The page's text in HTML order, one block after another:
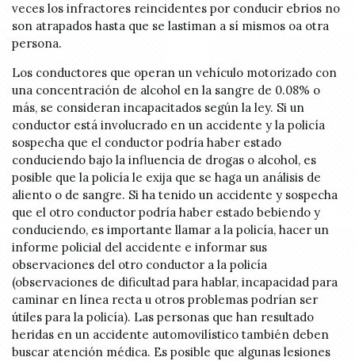
veces los infractores reincidentes por conducir ebrios no
son atrapados hasta que se lastiman a sí mismos oa otra
persona.
Los conductores que operan un vehículo motorizado con
una concentración de alcohol en la sangre de 0.08% o
más, se consideran incapacitados según la ley. Si un
conductor está involucrado en un accidente y la policía
sospecha que el conductor podría haber estado
conduciendo bajo la influencia de drogas o alcohol, es
posible que la policía le exija que se haga un análisis de
aliento o de sangre. Si ha tenido un accidente y sospecha
que el otro conductor podría haber estado bebiendo y
conduciendo, es importante llamar a la policía, hacer un
informe policial del accidente e informar sus
observaciones del otro conductor a la policía
(observaciones de dificultad para hablar, incapacidad para
caminar en línea recta u otros problemas podrían ser
útiles para la policía). Las personas que han resultado
heridas en un accidente automovilístico también deben
buscar atención médica. Es posible que algunas lesiones